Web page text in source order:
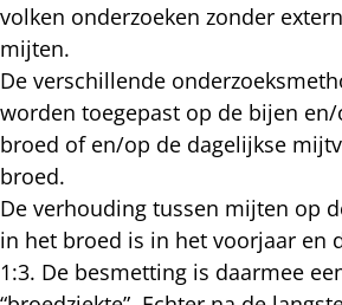
volken onderzoeken zonder
mijten.
De verschillende
worden toegepast op de bijen
broed of en/op de dagelijkse
broed.
De verhouding tussen mijten op
in het broed is in het voorjaar en
1:3. De besmetting is daarmee